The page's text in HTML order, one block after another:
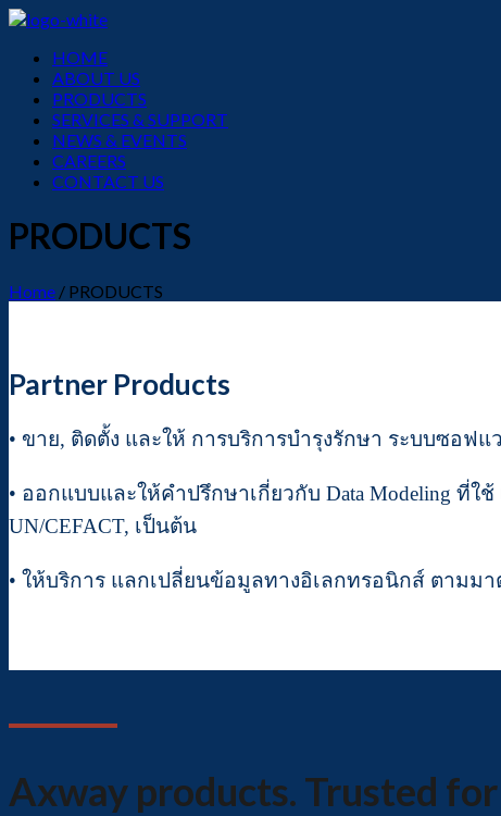
Menu
HOME
ABOUT US
PRODUCTS
SERVICES & SUPPORT
NEWS & EVENTS
CAREERS
CONTACT US
PRODUCTS
Home / PRODUCTS
Partner Products
• ขาย, ติดตั้ง และให้ การบริการบำรุงรักษา ระบบซอฟแว
• ออกแบบและให้คำปรึกษาเกี่ยวกับ Data Modeling ที่ใ
UN/CEFACT, เป็นต้น
• ให้บริการ แลกเปลี่ยนข้อมูลทางอิเลกทรอนิกส์ ตามมา
Axway products. Trusted